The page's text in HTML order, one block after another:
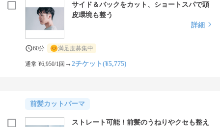
サイド＆バックをカット、ショートスパで頭
皮環境も整う
詳細
60分 満足度募集中
通常 ¥6,950/1回 →2チケット(¥5,775)
前髪カットパーマ
ストレート可能！前髪のうねりやクセも整え